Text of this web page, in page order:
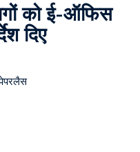
को ई-ऑफिस
दिए
पेपरलैस